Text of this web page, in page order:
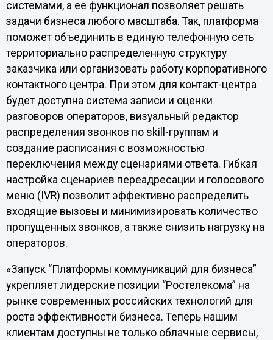
системами, а ее функционал позволяет решать
задачи бизнеса любого масштаба. Так, платформа
поможет объединить в единую телефонную сеть
территориально распределенную структуру
заказчика или организовать работу корпоративного
контактного центра. При этом для контакт-центра
будет доступна система записи и оценки
разговоров операторов, визуальный редактор
распределения звонков по skill-группам и
создание расписания с возможностью
переключения между сценариями ответа. Гибкая
настройка сценариев переадресации и голосового
меню (IVR) позволит эффективно распределить
входящие вызовы и минимизировать количество
пропущенных звонков, а также снизить нагрузку на
операторов.
«Запуск “Платформы коммуникаций для бизнеса”
укрепляет лидерские позиции “Ростелекома” на
рынке современных российских технологий для
роста эффективности бизнеса. Теперь нашим
клиентам доступны не только облачные сервисы,